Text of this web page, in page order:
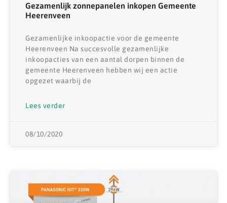
Gezamenlijk zonnepanelen inkopen Gemeente
Heerenveen
Gezamenlijke inkoopactie voor de gemeente
Heerenveen Na succesvolle gezamenlijke
inkoopacties van een aantal dorpen binnen de
gemeente Heerenveen hebben wij een actie
opgezet waarbij de
Lees verder
08/10/2020